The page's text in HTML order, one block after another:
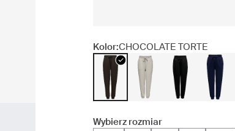
Kolor:CHOCOLATE TORTE
Wybierz rozmiar